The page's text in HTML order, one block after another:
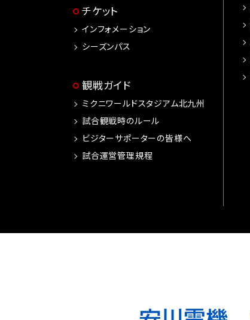
チケット
インフォメーション
シーズンパス
観戦ガイド
ミクニワールドスタジアム北九州
試合観戦時のルール
ビジターサポーターの皆様へ
試合運営管理規程